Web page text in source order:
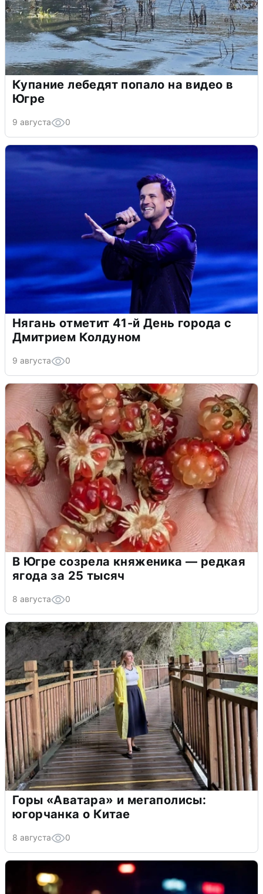
Купание лебедят попало на видео в
Югре
9 августа 0
Нягань отметит 41-й День города с
Дмитрием Колдуном
9 августа 0
В Югре созрела княженика — редкая
ягода за 25 тысяч
8 августа 0
Горы «Аватара» и мегаполисы:
югорчанка о Китае
8 августа 0